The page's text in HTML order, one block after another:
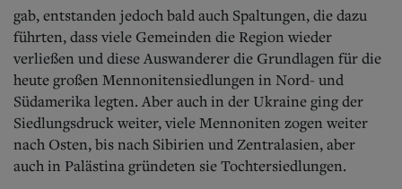
gab, entstanden jedoch bald auch Spaltungen, die dazu
führten, dass viele Gemeinden die Region wieder
verließen und diese Auswanderer die Grundlagen für die
heute großen Mennonitensiedlungen in Nord- und
Südamerika legten. Aber auch in der Ukraine ging der
Siedlungsdruck weiter, viele Mennoniten zogen weiter
nach Osten, bis nach Sibirien und Zentralasien, aber
auch in Palästina gründeten sie Tochtersiedlungen.